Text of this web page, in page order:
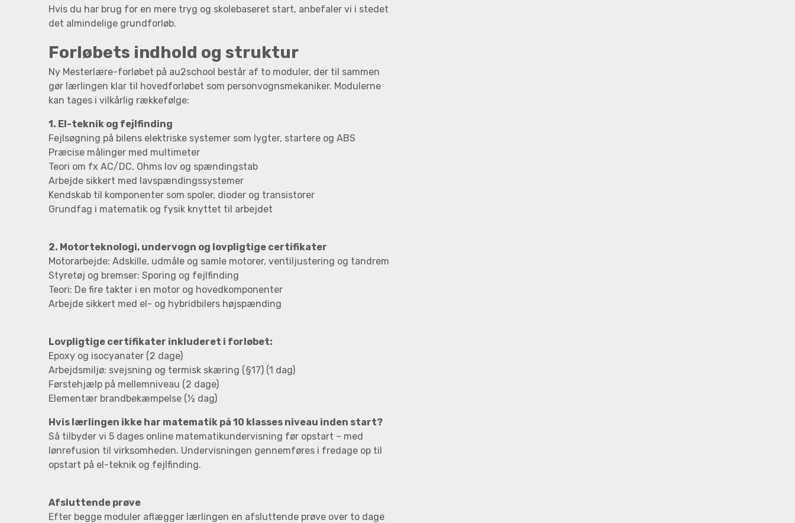
Hvis du har brug for en mere tryg og skolebaseret start, anbefaler vi i stedet
det almindelige grundforløb.
Forløbets indhold og struktur
Ny Mesterlære-forløbet på au2school består af to moduler, der til sammen
gør lærlingen klar til hovedforløbet som personvognsmekaniker. Modulerne
kan tages i vilkårlig rækkefølge:
1. El-teknik og fejlfinding
Fejlsøgning på bilens elektriske systemer som lygter, startere og ABS
Præcise målinger med multimeter
Teori om fx AC/DC, Ohms lov og spændingstab
Arbejde sikkert med lavspændingssystemer
Kendskab til komponenter som spoler, dioder og transistorer
Grundfag i matematik og fysik knyttet til arbejdet
2. Motorteknologi, undervogn og lovpligtige certifikater
Motorarbejde: Adskille, udmåle og samle motorer, ventiljustering og tandrem
Styretøj og bremser: Sporing og fejlfinding
Teori: De fire takter i en motor og hovedkomponenter
Arbejde sikkert med el- og hybridbilers højspænding
Lovpligtige certifikater inkluderet i forløbet:
Epoxy og isocyanater (2 dage)
Arbejdsmiljø: svejsning og termisk skæring (§17) (1 dag)
Førstehjælp på mellemniveau (2 dage)
Elementær brandbekæmpelse (½ dag)
Hvis lærlingen ikke har matematik på 10 klasses niveau inden start?
Så tilbyder vi 5 dages online matematikundervisning før opstart – med
lønrefusion til virksomheden. Undervisningen gennemføres i fredage op til
opstart på el-teknik og fejlfinding.
Afsluttende prøve
Efter begge moduler aflægger lærlingen en afsluttende prøve over to dage